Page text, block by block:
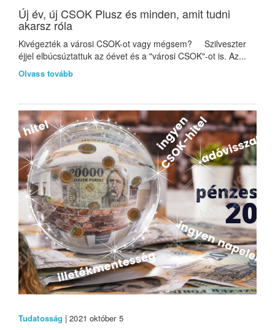
Új év, új CSOK Plusz és minden, amit tudni
akarsz róla
Kivégezték a városi CSOK-ot vagy mégsem? Szilveszter
éjjel elbúcsúztattuk az óévet és a "városi CSOK"-ot is. Az...
Olvass tovább
Tudatosság | 2021 október 5